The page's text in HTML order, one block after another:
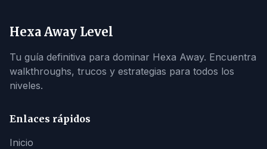
Hexa Away Level
Tu guía definitiva para dominar Hexa Away. Encuentra
walkthroughs, trucos y estrategias para todos los
niveles.
Enlaces rápidos
Inicio